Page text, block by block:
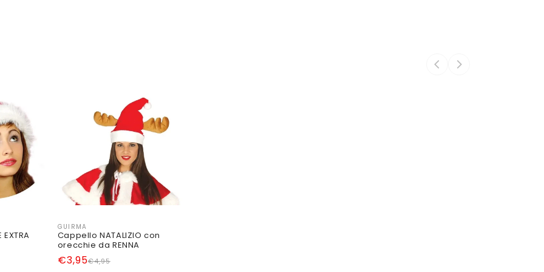
Produttore:
GUIRMA
Cappello NATALIZIO con
orecchie da RENNA
Prezzo€4,95
Prezzo
€3,95